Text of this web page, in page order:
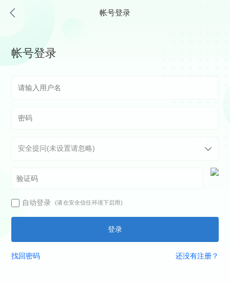
帐号登录
帐号登录
自动登录 (请在安全信任环境下启用)
登录
找回密码 还没有注册？